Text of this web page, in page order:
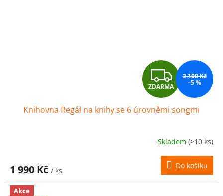
Z
D
A
R
M
A
ZDARMA
2 100 Kč
–5 %
Knihovna Regál na knihy se 6 úrovněmi songmi
Skladem (>10 ks)
1 990 Kč / ks
Do košíku
Akce